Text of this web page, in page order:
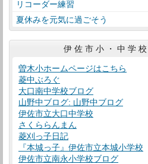
リコーダー練習
夏休みを元気に過ごそう
伊佐市小・中学
曽木小ホームページはこちら
菱中ぶろぐ
大口南中学校ブログ
山野中ブログ: 山野中ブログ
伊佐市立大口中学校
さくららんまん
菱刈っ子日記
『本城っ子』伊佐市立本城小学校
伊佐市立南永小学校ブログ